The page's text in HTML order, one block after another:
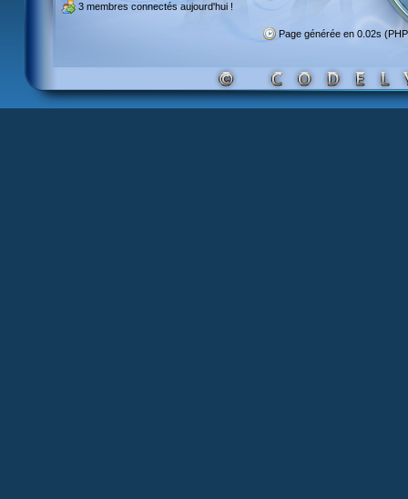
3 membres connectés aujourd'hui !
Page générée en 0.02s